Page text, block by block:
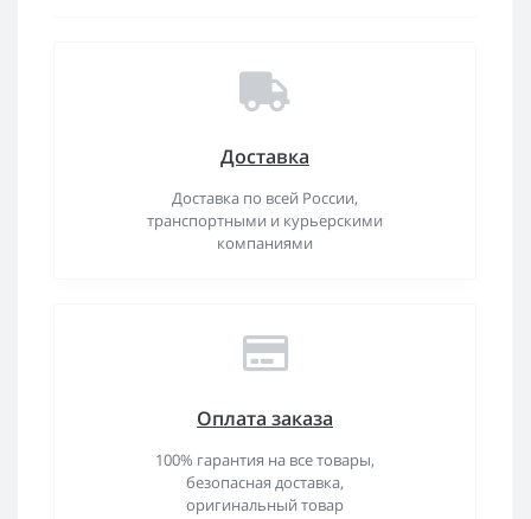
Доставка
Доставка по всей России,
транспортными и курьерскими
компаниями
Оплата заказа
100% гарантия на все товары,
безопасная доставка,
оригинальный товар